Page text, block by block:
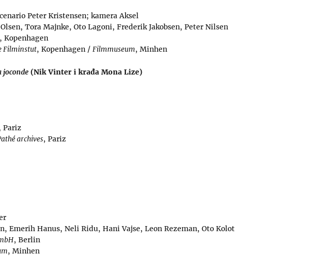
Peter Kristensen; kamera Aksel
Tora Majnke, Oto Lagoni, Frederik Jakobsen, Peter Nilsen
, Kopenhagen
Filminstut, Kopenhagen / Filmmuseum, Minhen
joconde (Nik Vinter i krađa Mona Lize)
Pariz
archives, Pariz
Emerih Hanus, Neli Ridu, Hani Vajse, Leon Rezeman, Oto Kolot
, Berlin
, Minhen